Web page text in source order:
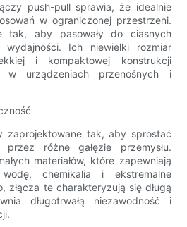
push-pull sprawia, że ​​idealnie
w ograniczonej przestrzeni.
tak, aby pasowały do ​​ciasnych
Ich niewielki rozmiar
i kompaktowej konstrukcji
w urządzeniach przenośnych i
zaprojektowane tak, aby sprostać
przez różne gałęzie przemysłu.
materiałów, które zapewniają
chemikalia i ekstremalne
złącza te charakteryzują się długą
długotrwałą niezawodność i